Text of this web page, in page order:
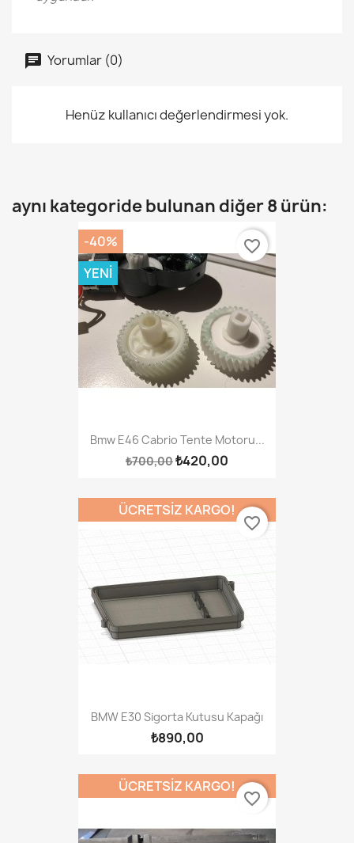
Yorumlar (0)
Henüz kullanıcı değerlendirmesi yok.
aynı kategoride bulunan diğer 8 ürün:
Bmw E46 Cabrio Tente Motoru...
₺700,00₺420,00
-40%
YENI
favorite_border
BMW E30 Sigorta Kutusu Kapağı
₺890,00
ÜCRETSIZ KARGO!
favorite_border
ÜCRETSIZ KARGO!
favorite_border